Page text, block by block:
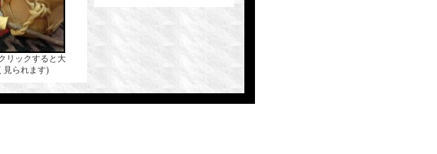
リックすると大
見られます)